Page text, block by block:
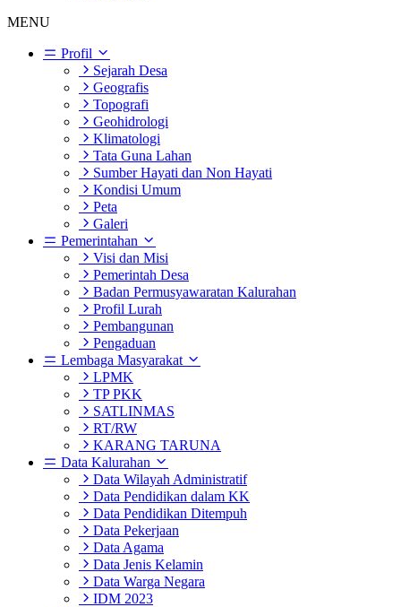
MENU
Profil
Sejarah Desa
Geografis
Topografi
Geohidrologi
Klimatologi
Tata Guna Lahan
Sumber Hayati dan Non Hayati
Kondisi Umum
Peta
Galeri
Pemerintahan
Visi dan Misi
Pemerintah Desa
Badan Permusyawaratan Kalurahan
Profil Lurah
Pembangunan
Pengaduan
Lembaga Masyarakat
LPMK
TP PKK
SATLINMAS
RT/RW
KARANG TARUNA
Data Kalurahan
Data Wilayah Administratif
Data Pendidikan dalam KK
Data Pendidikan Ditempuh
Data Pekerjaan
Data Agama
Data Jenis Kelamin
Data Warga Negara
IDM 2023